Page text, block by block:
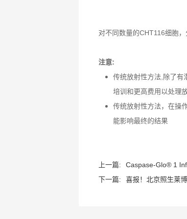
对不同数量的CHT116细胞
注意:
传统放射性方法,除了有
培训和更高费用以处理
传统放射性方法，在操
能影响最终的结果
上一篇:
Caspase-Glo® 1
下一篇:
喜报！北京照生莱